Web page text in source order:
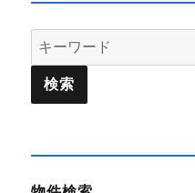
Search
for: